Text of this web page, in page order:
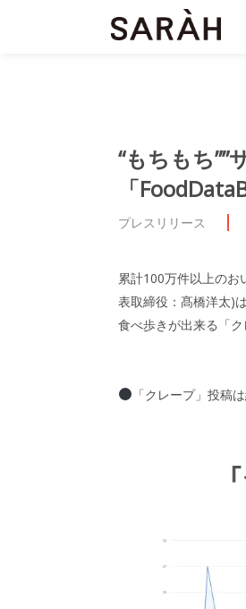
“もちもち
「
プレスリリース
累計100万件以上のお
表取締役：髙橋洋太)
食べ歩きが出来る「
「クレープ」投稿